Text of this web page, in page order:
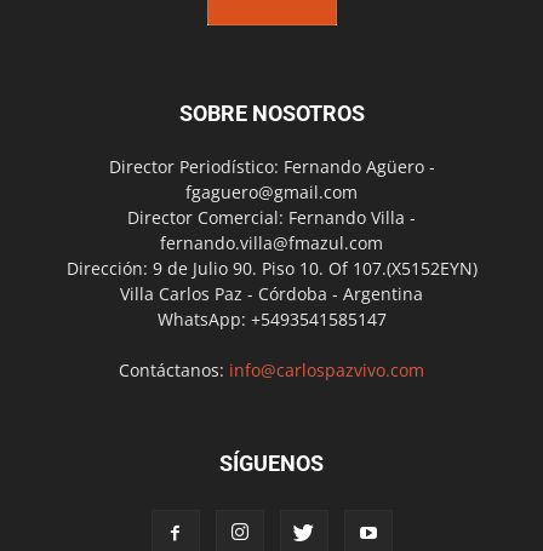
SOBRE NOSOTROS
Director Periodístico: Fernando Agüero -
fgaguero@gmail.com
Director Comercial: Fernando Villa -
fernando.villa@fmazul.com
Dirección: 9 de Julio 90. Piso 10. Of 107.(X5152EYN)
Villa Carlos Paz - Córdoba - Argentina
WhatsApp: +5493541585147
Contáctanos: info@carlospazvivo.com
SÍGUENOS